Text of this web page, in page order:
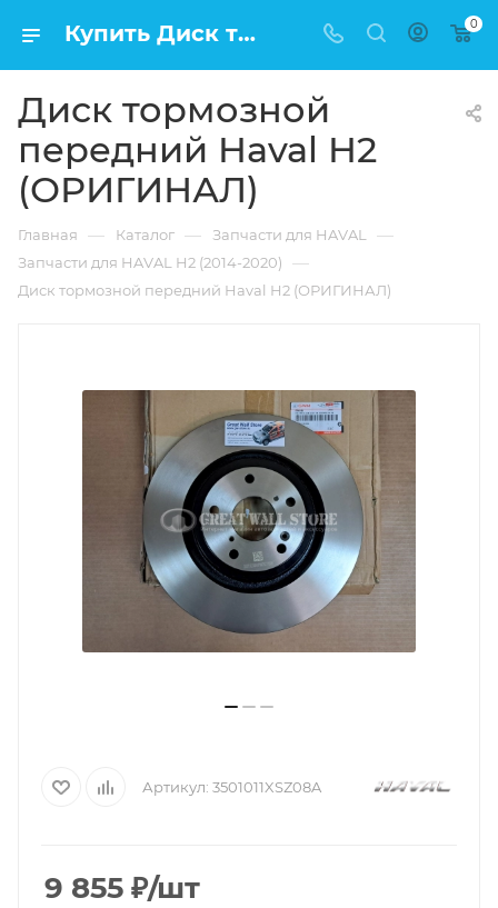
Купить Диск тормозной передний Haval H2 (ОРИГИНАЛ) в Москве по низкой цене 0
Диск тормозной
передний Haval H2
(ОРИГИНАЛ)
Главная — Каталог — Запчасти для HAVAL —
Запчасти для HAVAL H2 (2014-2020) —
Диск тормозной передний Haval H2 (ОРИГИНАЛ)
Артикул: 3501011XSZ08A
9 855 ₽/шт